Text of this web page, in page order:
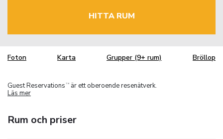
HITTA RUM
Foton Karta Grupper (9+ rum) Bröllop
Guest Reservations TM
är ett oberoende resenätverk.
Läs mer
Rum och priser